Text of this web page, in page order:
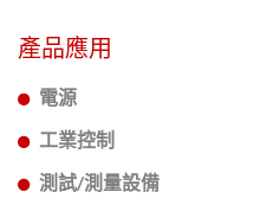
產品應用
電源
工業控制
測試/測量設備